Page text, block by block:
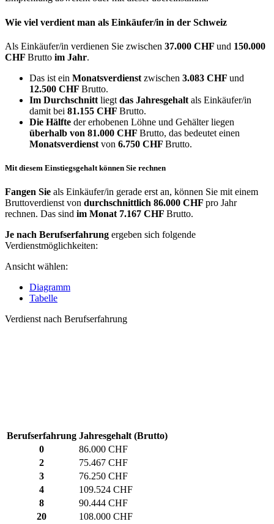
Wie viel verdient man als Einkäufer/in in der Schweiz
Als Einkäufer/in verdienen Sie zwischen 37.000 CHF und 150.000
CHF Brutto im Jahr.
Das ist ein Monatsverdienst zwischen 3.083 CHF und
12.500 CHF Brutto.
Im Durchschnitt liegt das Jahresgehalt als Einkäufer/in
damit bei 81.155 CHF Brutto.
Die Hälfte der erhobenen Löhne und Gehälter liegen
überhalb von 81.000 CHF Brutto, das bedeutet einen
Monatsverdienst von 6.750 CHF Brutto.
Mit diesem Einstiegsgehalt können Sie rechnen
Fangen Sie als Einkäufer/in gerade erst an, können Sie mit einem
Bruttoverdienst von durchschnittlich 86.000 CHF pro Jahr
rechnen. Das sind im Monat 7.167 CHF Brutto.
Je nach Berufserfahrung ergeben sich folgende
Verdienstmöglichkeiten:
Ansicht wählen:
Diagramm
Tabelle
Verdienst nach Berufserfahrung
Berufserfahrung Jahresgehalt (Brutto)
0
86.000 CHF
2
75.467 CHF
3
76.250 CHF
4
109.524 CHF
8
90.444 CHF
20
108.000 CHF